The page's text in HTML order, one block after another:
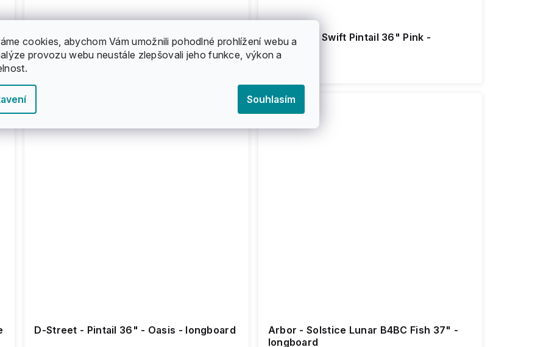
cookies, abychom Vám umožnili pohodlné prohlížení webu a
provozu webu neustále zlepšovali jeho funkce, výkon a
Souhlasím
Arbor - Artist Series Fish 37" -
longboard
Mindless - Swift Pintail 36" Pink -
longboard
D-Street - Pintail 36" - Oasis - longboard
Arbor - Solstice Lunar B4BC Fish 37" -
longboard